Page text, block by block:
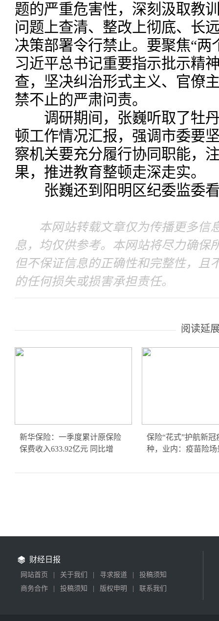
题的严重危害性，深刻汲取教
问题上查清、整改上彻底、长
决策部署令行禁止。要聚焦“两
习近平总书记重要指示批示精
查，坚决纠治形式主义、官僚
禁不止的严肃问责。
调研期间，张巍听取了牡丹
顿工作情况汇报，强调市委要
察机关要充分履行协同职能，
果，推进教育整顿走深走实。
张巍还到阳明区纪委监委看
本网站转载文章仅为传播更多信
息，均仅供参考。本网站将尽力确保
但不保证信息的正确性和完整性，且
的任何损失或损害承担责任。
阅读延
新华保险：一季度累计原保险
保费收入633.92亿元 同比增
保险“花式”护航新冠
种，业内：疫苗险场
财经日报
网站首页 关于我们 寻求报道
投稿须知
商务合作
投稿须知 版权申明 联系我们